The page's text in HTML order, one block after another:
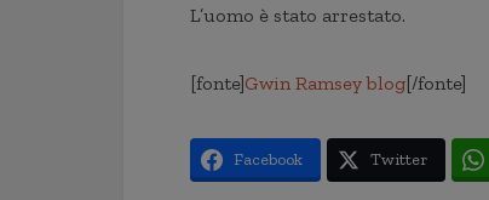
L’uomo è stato arrestato.
[fonte]Gwin Ramsey blog[/fonte]
Facebook Twitter